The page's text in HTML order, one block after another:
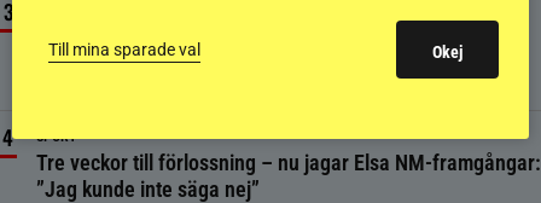
Johan Häggberg inför NM: ”Slagit mig hur jämnt det
kommer vara”
SPORT
Tre veckor till förlossning – nu jagar Elsa NM-framgångar:
”Jag kunde inte säga nej”
Till mina sparade val Okej